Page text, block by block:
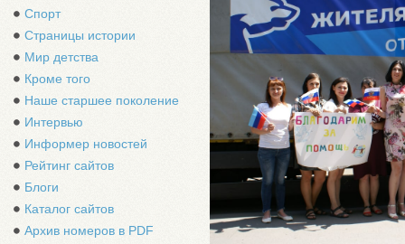
Спорт
Страницы истории
Мир детства
Кроме того
Наше старшее поколение
Интервью
Информер новостей
Рейтинг сайтов
Блоги
Каталог сайтов
Архив номеров в PDF